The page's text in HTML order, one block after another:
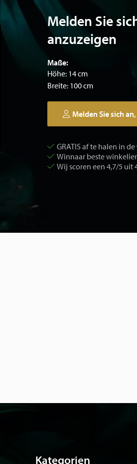
Melden Sie
anzuzeigen
Maße:
Höhe: 14 cm
Breite: 100 cm
Melden Sie sich
GRATIS af te halen in
Winnaar beste
Wij scoren een 4,7/5 uit
Kategorien